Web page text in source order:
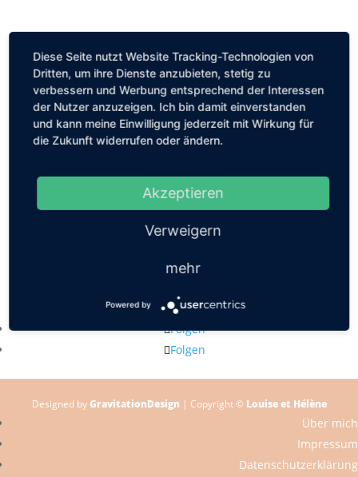
mail@louiseethelene.de
Folgen
Folgen
Designed byGravitationDesign | Copyright © Louise et Hélène
Über mich
Impressum
Datenschutzerklärung
Diese Seite nutzt Website Tracking-Technologien von
Dritten, um ihre Dienste anzubieten, stetig zu
verbessern und Werbung entsprechend der Interessen
der Nutzer anzuzeigen. Ich bin damit einverstanden
und kann meine Einwilligung jederzeit mit Wirkung für
die Zukunft widerrufen oder ändern.
Akzeptieren
Verweigern
mehr
Powered by